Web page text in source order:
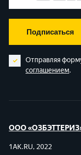
Подписаться
Отправляя
соглашением.
ООО
1AK.RU, 2022